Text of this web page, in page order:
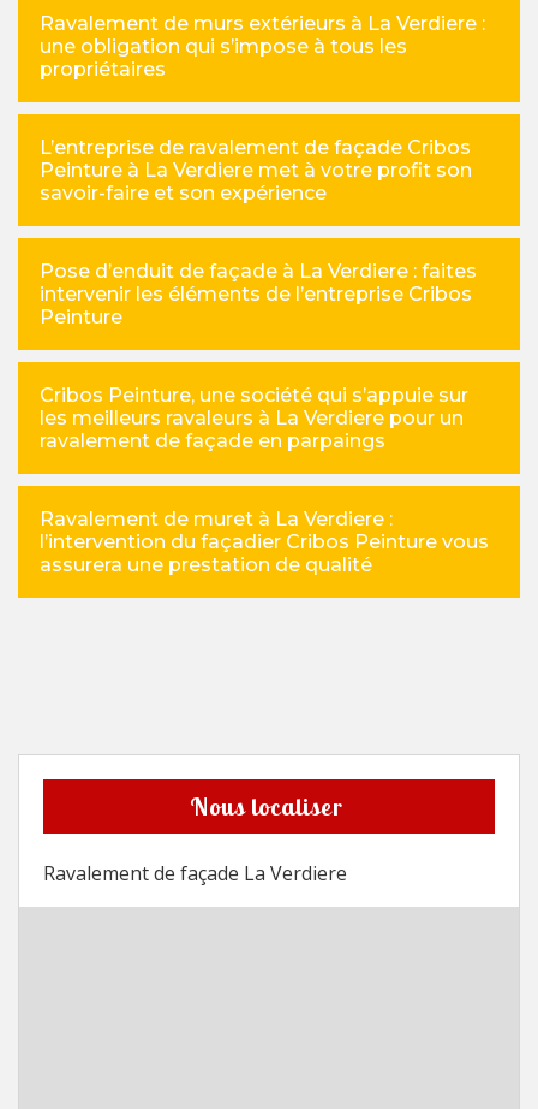
Ravalement de murs extérieurs à La Verdiere :
une obligation qui s’impose à tous les
propriétaires
L’entreprise de ravalement de façade Cribos
Peinture à La Verdiere met à votre profit son
savoir-faire et son expérience
Pose d’enduit de façade à La Verdiere : faites
intervenir les éléments de l’entreprise Cribos
Peinture
Cribos Peinture, une société qui s’appuie sur
les meilleurs ravaleurs à La Verdiere pour un
ravalement de façade en parpaings
Ravalement de muret à La Verdiere :
l’intervention du façadier Cribos Peinture vous
assurera une prestation de qualité
Nous localiser
Ravalement de façade La Verdiere